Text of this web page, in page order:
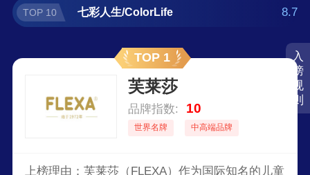
入
榜
规
则
TOP 10 七彩人生/ColorLife 8.7
TOP 1
芙莱莎
品牌指数: 10
世界名牌 中高端品牌
上榜理由：芙莱莎（FLEXA）作为国际知名的儿童